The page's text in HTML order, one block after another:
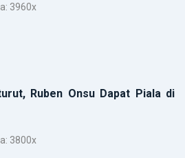
3960x
Ruben Onsu Dapat Piala di
3800x